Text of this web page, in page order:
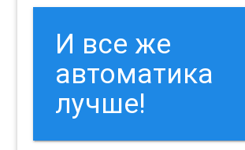
И все же
автоматика
лучше!